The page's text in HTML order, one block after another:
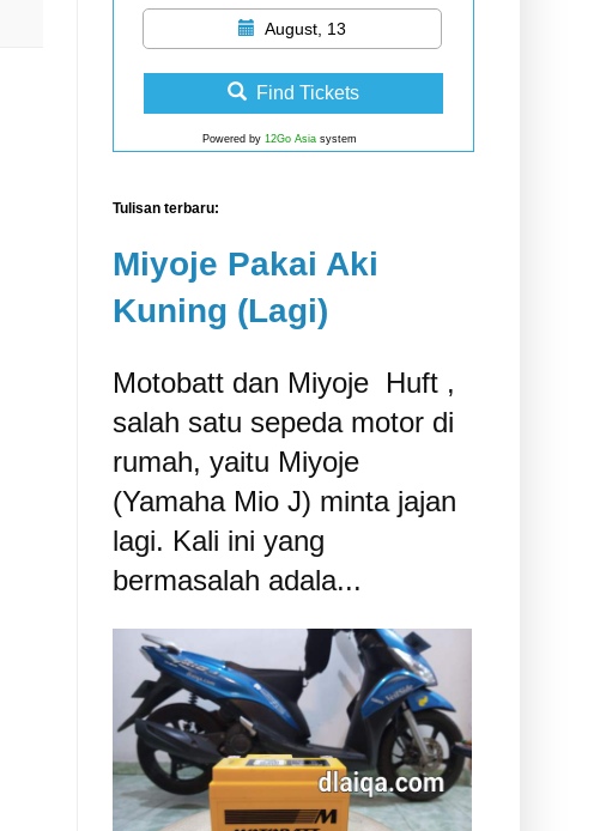
August, 13
Find Tickets
Powered by 12Go Asia system
Tulisan terbaru:
Miyoje Pakai Aki
Kuning (Lagi)
Motobatt dan Miyoje ‎ Huft ,
salah satu sepeda motor di
rumah, yaitu Miyoje
(Yamaha Mio J) minta jajan
lagi. Kali ini yang
bermasalah adala...